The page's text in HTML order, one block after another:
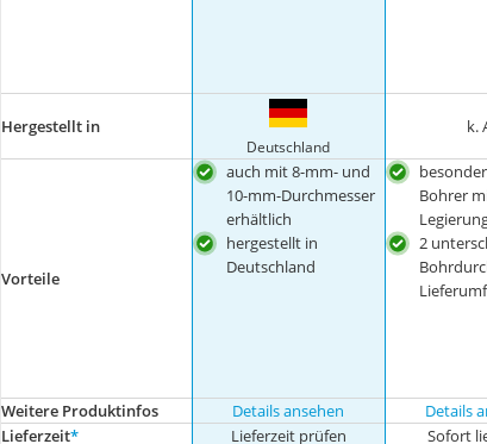
Hergestellt in
Deutschland
k.
Vorteile
auch mit 8-mm- und
10-mm-Durchmesser
erhältlich
hergestellt in
Deutschland
Bohrer
2
Weitere Produktinfos Details ansehen Details
Lieferzeit* Lieferzeit prüfen Sofort